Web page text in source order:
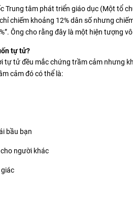
Trung tâm phát triển giáo dục (Một tổ
chiếm khoảng 12% dân số nhưng
Ông cho rằng đây là một hiện tượng
tự tử?
tự tử đều mắc chứng trầm cảm nhưng
cảm đó có thể là:
bầu bạn
người khác